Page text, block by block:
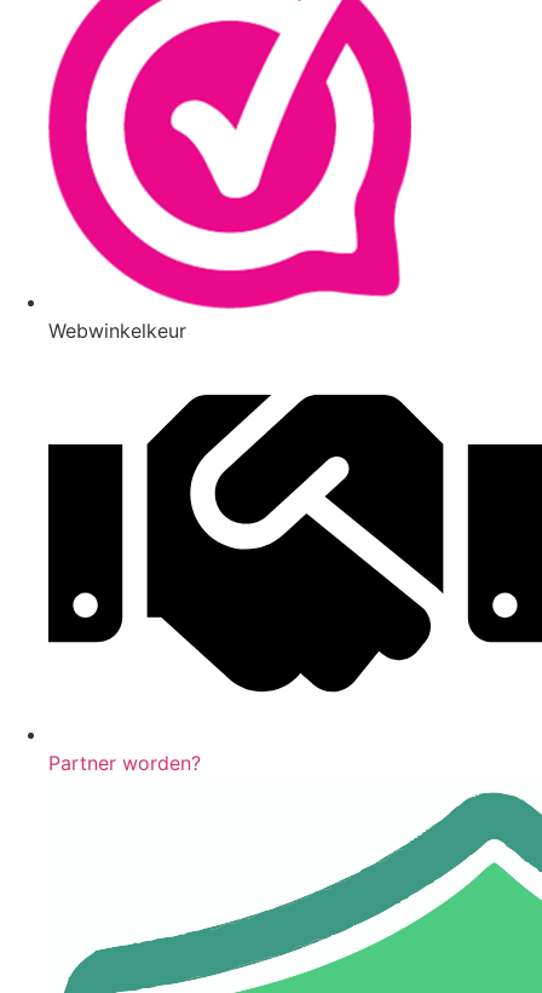
Webwinkelkeur
Partner worden?